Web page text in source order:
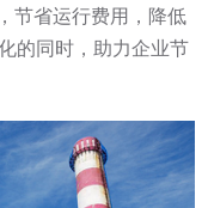
节省运行费用，降低
的同时，助力企业节